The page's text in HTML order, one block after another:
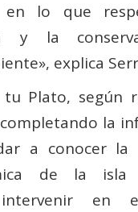
en lo que
y la
explica
Plato, según
la
a conocer la
de la
intervenir en